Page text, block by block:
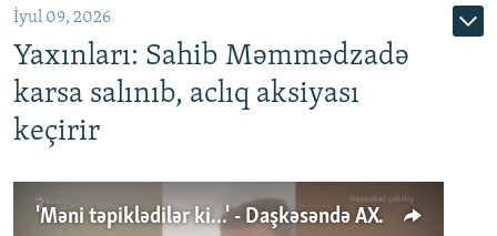
İyul 09, 2026
Yaxınları: Sahib Məmmədzadə
karsa salınıb, aclıq aksiyası
keçirir
'Məni təpiklədilər ki...' - Daşkəsəndə AXCP fəalının yaxınları onun həbsinə etiraz edirlər